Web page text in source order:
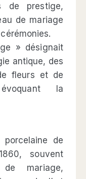
de prestige,
de mariage
» désignait
antique, des
fleurs et de
la
de
souvent
mariage,